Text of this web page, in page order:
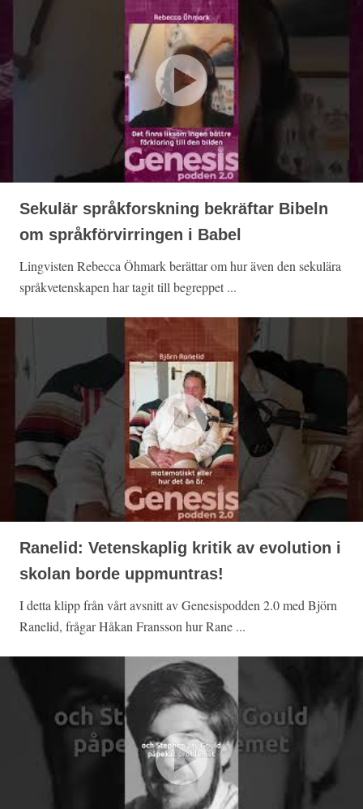
Sekulär språkforskning bekräftar Bibeln
om språkförvirringen i Babel
Lingvisten Rebecca Öhmark berättar om hur även den sekulära
språkvetenskapen har tagit till begreppet ...
Ranelid: Vetenskaplig kritik av evolution i
skolan borde uppmuntras!
I detta klipp från vårt avsnitt av Genesispodden 2.0 med Björn
Ranelid, frågar Håkan Fransson hur Rane ...